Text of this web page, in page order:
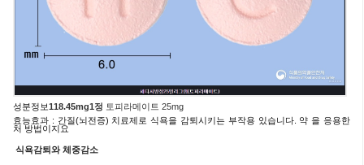
성분정보118.45mg1정 토피라메이트 25mg
효능효과 : 간질(뇌전증) 치료제로 식욕을 감퇴시키는 부작용 있습니다. 약 을 응용한
처 방법이지요
식욕감퇴와 체중감소